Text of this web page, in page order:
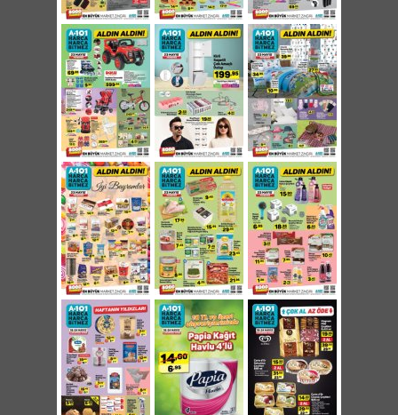
Ülker Ece Bütün Fındıklı Çikolata 400g 18,45
TL
Efsane Draje Çeşitleri 200g 7,95 TL
Vince Sütlü/Bitter Çikolatalı Fındık Draje 200g
6,95 TL
Ender Mini Bonbon Meyve Aromalı Sert Şeker
700g 6,95 TL
Haribo Bayram Keyfi Yumuşak Şeker 500g
8,95 TL
Fiorella Minis Pirinç Patlaklı Çikolata Çeşitleri
300g 9,95 TL
Ender Kremino Meyve Aroması Dolgulu
Yumuşak Şeker 350g 3,45 TL
Ender Sweety Bon Dolgulu Sert Şeker
Çeşitleri 350g 3,95 TL
Ender Bonbon Sert Şeker Çeşitleri 500g 4,95
TL
Kocatepe Türk Kahvesi 500g 18,95 TL
Elvan Fondante Karamel Dolgulu Sütlü
Çikolata 500g 12,95 TL
Ülker Hobby Fındıklı Bar Çikolata 250g 6,45
TL
Toffifee Karamelli Bütün Fındıklı Sütlü
Çikolata 125g 8,95 TL
Burak Lokum Çeşitleri 350g 5,95 TL
Keskinoğlu Organik Yumurta 10'lu 9,45 TL
Altınkılıç Gurme Olgunlaştırılmış Tam Yağlı
İnek Peyniri 500g 15,95 TL
McVitie's Çikolata Kaplı Bisküvi Çeşitleri 102g
3,25 TL
Mercan Pestil Cezerye Çeşitleri 500g 10,45 TL